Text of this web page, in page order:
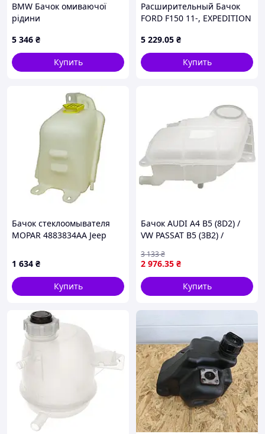
BMW Бачок омиваючої
рідини
5 346 ₴
Купить
Расширительный Бачок
FORD F150 11-, EXPEDITION
15- CZWFR015
5 229.05 ₴
Купить
Бачок стеклоомывателя
MOPAR 4883834AA Jeep
4883835AA, 52079519
1 634 ₴
Купить
Бачок AUDI A4 B5 (8D2) /
VW PASSAT B5 (3B2) /
1994-2008 г.
2 976.35 ₴
3 133₴
Купить